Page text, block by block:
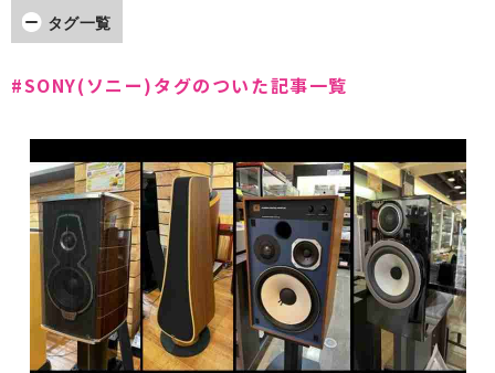
タグ一覧
#Accuphase(アキュフェーズ)
#AdPower Solutions(アドパワーソリューション
ズ)
#AUDIA(オーディア) #Aurender(オーレンダー)
#Audio-Technica(オーディオテクニカ)
#ALBEDO(アルベド)
#SONY(ソニー)タグのついた記事一覧